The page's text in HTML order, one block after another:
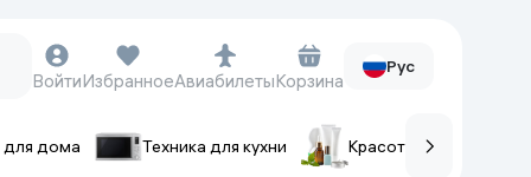
ВойтиИзбранноеАвиабилетыКорзина
Рус
для дома Техника для кухни Красота и уход